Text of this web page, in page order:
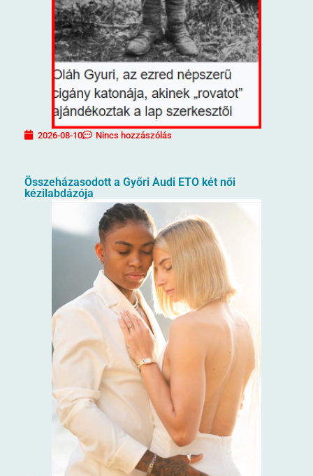
2026-08-10 Nincs hozzászólás
Összeházasodott a Győri Audi ETO két női
kézilabdázója